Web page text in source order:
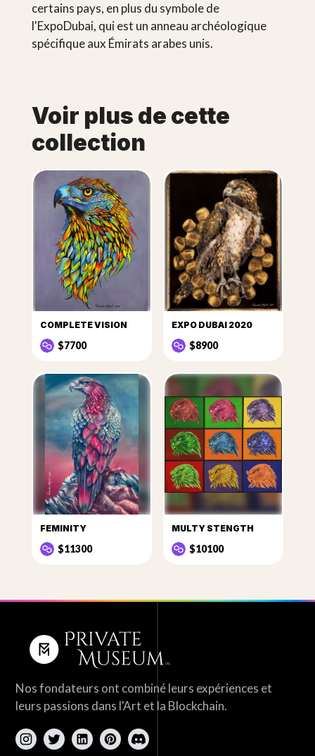
certains pays, en plus du symbole de
l'ExpoDubai, qui est un anneau archéologique
spécifique aux Émirats arabes unis.
Voir plus de cette
collection
COMPLETE VISION
$7700
EXPO DUBAI 2020
$8900
FEMINITY
$11300
MULTY STENGTH
$10100
Nos fondateurs ont combiné leurs expériences et
leurs passions dans l'Art et la Blockchain.